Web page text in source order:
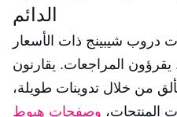
الدائم
دروب شيبينج ذات الأسعار
يقرؤون المراجعات. يقارنون
من خلال تدوينات طويلة،
المنتجات، وصفحات هبوط